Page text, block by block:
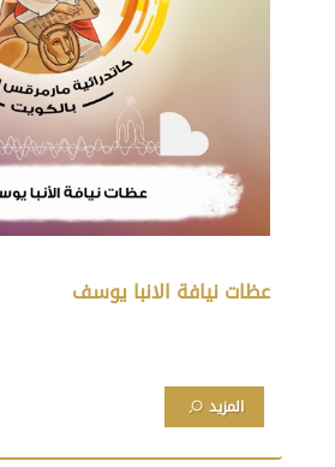
عظات نيافة الانبا يوسف
المزيد